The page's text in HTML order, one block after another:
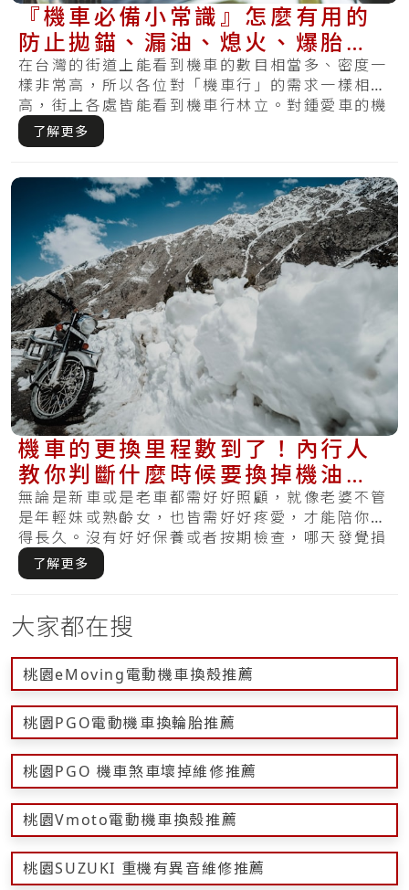
『機車必備小常識』怎麼有用的
防止拋錨、漏油、熄火、爆胎再
一次發生？
在台灣的街道上能看到機車的數目相當多、密度一
樣非常高，所以各位對「機車行」的需求一樣相當
高，街上各處皆能看到機車行林立。對鍾愛車的機
車族.....
了解更多
機車的更換里程數到了！內行人
教你判斷什麼時候要換掉機油、
煞車油
無論是新車或是老車都需好好照顧，就像老婆不管
是年輕妹或熟齡女，也皆需好好疼愛，才能陪你走
得長久。沒有好好保養或者按期檢查，哪天發覺損
傷才.....
了解更多
大家都在搜
桃園eMoving電動機車換殼推薦
桃園PGO電動機車換輪胎推薦
桃園PGO 機車煞車壞掉維修推薦
桃園Vmoto電動機車換殼推薦
桃園SUZUKI 重機有異音維修推薦